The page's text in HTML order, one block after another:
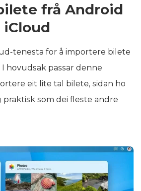
frå Android
tenesta for å importere bilete
hovudsak passar denne
eit lite tal bilete, sidan ho
praktisk som dei fleste andre